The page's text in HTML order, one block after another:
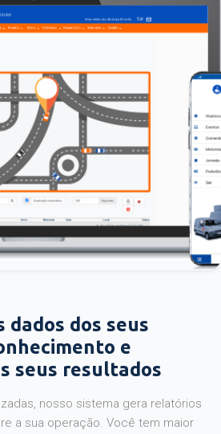
dados dos seus
e
seus resultados
nosso sistema gera relatórios
a sua operação. Você tem maior